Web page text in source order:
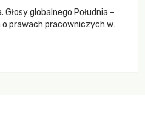
globalnego Południa –
prawach pracowniczych w